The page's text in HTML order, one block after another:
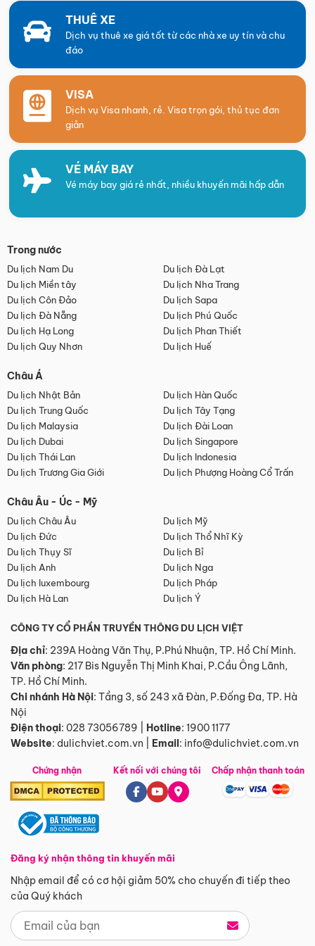
THUÊ XE
Dịch vụ thuê xe giá tốt từ các nhà xe uy tín và chu
đáo
VISA
Dịch vụ Visa nhanh, rẻ. Visa trọn gói, thủ tục đơn
giản
VÉ MÁY BAY
Vé máy bay giá rẻ nhất, nhiều khuyến mãi hấp dẫn
Trong nước
Du lịch Nam Du
Du lịch Đà Lạt
Du lịch Miền tây
Du lịch Nha Trang
Du lịch Côn Đảo
Du lịch Sapa
Du lịch Đà Nẵng
Du lịch Phú Quốc
Du lịch Hạ Long
Du lịch Phan Thiết
Du lịch Quy Nhơn
Du lịch Huế
Châu Á
Du lịch Nhật Bản
Du lịch Hàn Quốc
Du lịch Trung Quốc
Du lịch Tây Tạng
Du lịch Malaysia
Du lịch Đài Loan
Du lịch Dubai
Du lịch Singapore
Du lịch Thái Lan
Du lịch Indonesia
Du lịch Trương Gia Giới
Du lịch Phượng Hoàng Cổ Trấn
Châu Âu - Úc - Mỹ
Du lịch Châu Âu
Du lịch Mỹ
Du lịch Đức
Du lịch Thổ Nhĩ Kỳ
Du lịch Thụy Sĩ
Du lịch Bỉ
Du lịch Anh
Du lịch Nga
Du lịch luxembourg
Du lịch Pháp
Du lịch Hà Lan
Du lịch Ý
CÔNG TY CỔ PHẦN TRUYỀN THÔNG DU LỊCH VIỆT
Địa chỉ: 239A Hoàng Văn Thụ, P.Phú Nhuận, TP. Hồ Chí Minh.
Văn phòng: 217 Bis Nguyễn Thị Minh Khai, P.Cầu Ông Lãnh,
TP. Hồ Chí Minh.
Chi nhánh Hà Nội: Tầng 3, số 243 xã Đàn, P.Đống Đa, TP. Hà
Nội
Điện thoại: 028 73056789 Hotline: 1900 1177
Website: dulichviet.com.vn Email: info@dulichviet.com.vn
Chứng nhận
Đăng ký nhận thông tin khuyến mãi
Nhập email để có cơ hội giảm 50% cho chuyến đi tiếp theo
của Quý khách
Kết nối với chúng tôi Chấp nhận thanh toán